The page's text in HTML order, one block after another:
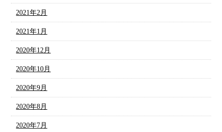
2021年2月
2021年1月
2020年12月
2020年10月
2020年9月
2020年8月
2020年7月